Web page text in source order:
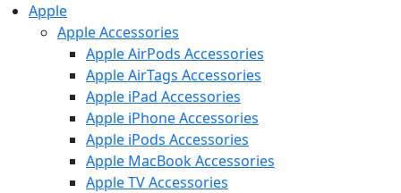
Apple
Apple Accessories
Apple AirPods Accessories
Apple AirTags Accessories
Apple iPad Accessories
Apple iPhone Accessories
Apple iPods Accessories
Apple MacBook Accessories
Apple TV Accessories